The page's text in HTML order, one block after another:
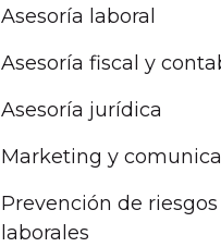
Asesoría laboral
Asesoría fiscal y
Asesoría jurídica
Marketing y
Prevención de riesgos
laborales